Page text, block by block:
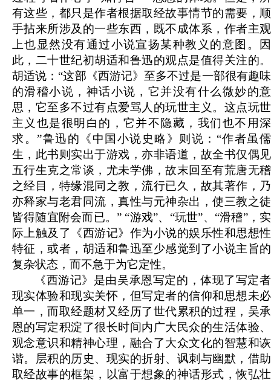
有这些，都只是作者根据取经故事情节的需要，顺
手拈来所涉及的一些东西，既不成体系，作者主观
上也显然没有通过小说宣扬某种教义的意图。因
此，二十世纪初胡适和鲁迅的观点是值得关注的。
胡适说：“这部《西游记》至多不过是一部很有趣味
的滑稽小说，神话小说，它并没有什么微妙的意
思，它至多不过有点爱骂人的玩世主义。这点玩世
主义也是很明白的，它并不隐藏，我们也不用深
求。”鲁迅的《中国小说史略》则说：“作者虽儒
生，此书则实出于游戏，亦非语道，故全书仅偶见
五行生克之常谈，尤未学佛，故末回至有荒唐无稽
之经目，特缘混同之教，流行已久，故其著作，乃
亦释家与老君同流，真性与元神杂出，使三教之徒
皆得随宜附会而已。” “游戏”、“玩世”、“滑稽”，实
际上触及了《西游记》作为小说的娱乐性和思想性
特征，或者，胡适和鲁迅至少感觉到了小说主旨的
复杂状态，而不急于为它定性。
《西游记》是由吴承恩写定的，体现了写定者
现实体验和现实关怀，但写定者的信仰和思想未必
单一，而取经题材又经历了世代累积的过程，吴承
恩的写定积淀了很长时间内广大民众的生活体验、
观念意识和精神心理，融合了大众文化的智慧和诙
谐。层积的历史、现实的折射、讽刺与幽默，借助
取经故事的框架，以富于想象的神话形式，恢弘壮